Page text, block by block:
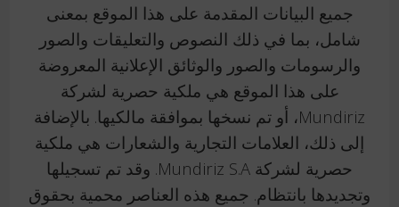
جميع البيانات المقدمة على هذا الموقع بمعنى
شامل، بما في ذلك النصوص والتعليقات والصور
والرسومات والصور والوثائق الإعلانية المعروضة
على هذا الموقع هي ملكية حصرية لشركة
Mundiriz، أو تم نسخها بموافقة مالكيها. بالإضافة
إلى ذلك، العلامات التجارية والشعارات هي ملكية
حصرية لشركة Mundiriz S.A. وقد تم تسجيلها
وتجديدها بانتظام. جميع هذه العناصر محمية بحقوق